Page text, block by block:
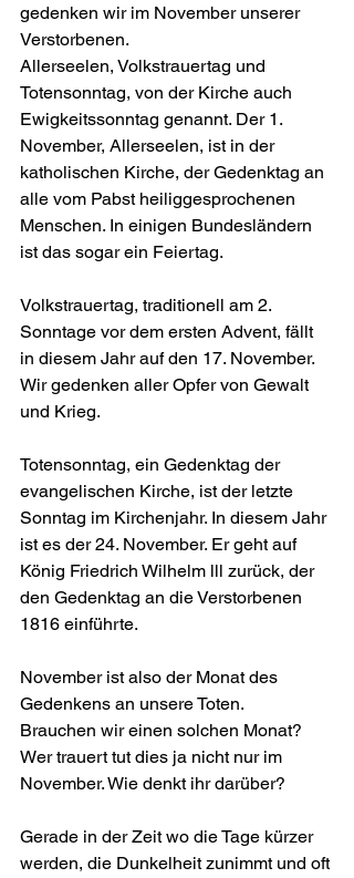
gedenken wir im November unserer
Verstorbenen.
Allerseelen, Volkstrauertag und
Totensonntag, von der Kirche auch
Ewigkeitssonntag genannt. Der 1.
November, Allerseelen, ist in der
katholischen Kirche, der Gedenktag an
alle vom Pabst heiliggesprochenen
Menschen. In einigen Bundesländern
ist das sogar ein Feiertag.
Volkstrauertag, traditionell am 2.
Sonntage vor dem ersten Advent, fällt
in diesem Jahr auf den 17. November.
Wir gedenken aller Opfer von Gewalt
und Krieg.
Totensonntag, ein Gedenktag der
evangelischen Kirche, ist der letzte
Sonntag im Kirchenjahr. In diesem Jahr
ist es der 24. November. Er geht auf
König Friedrich Wilhelm lll zurück, der
den Gedenktag an die Verstorbenen
1816 einführte.
November ist also der Monat des
Gedenkens an unsere Toten.
Brauchen wir einen solchen Monat?
Wer trauert tut dies ja nicht nur im
November. Wie denkt ihr darüber?
Gerade in der Zeit wo die Tage kürzer
werden, die Dunkelheit zunimmt und oft